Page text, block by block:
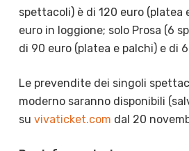
spettacoli) è di 120 euro (platea
euro in loggione; solo Prosa (6
di 90 euro (platea e palchi) e di
Le prevendite dei singoli
moderno saranno disponibili
su vivaticket.com dal 20